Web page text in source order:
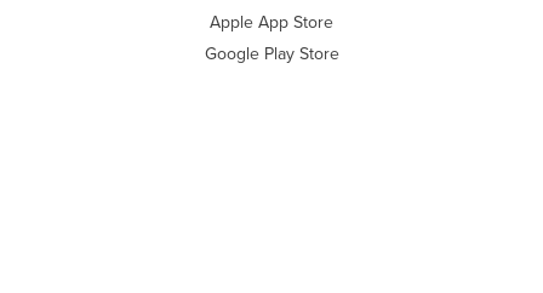
Apple App Store
Google Play Store